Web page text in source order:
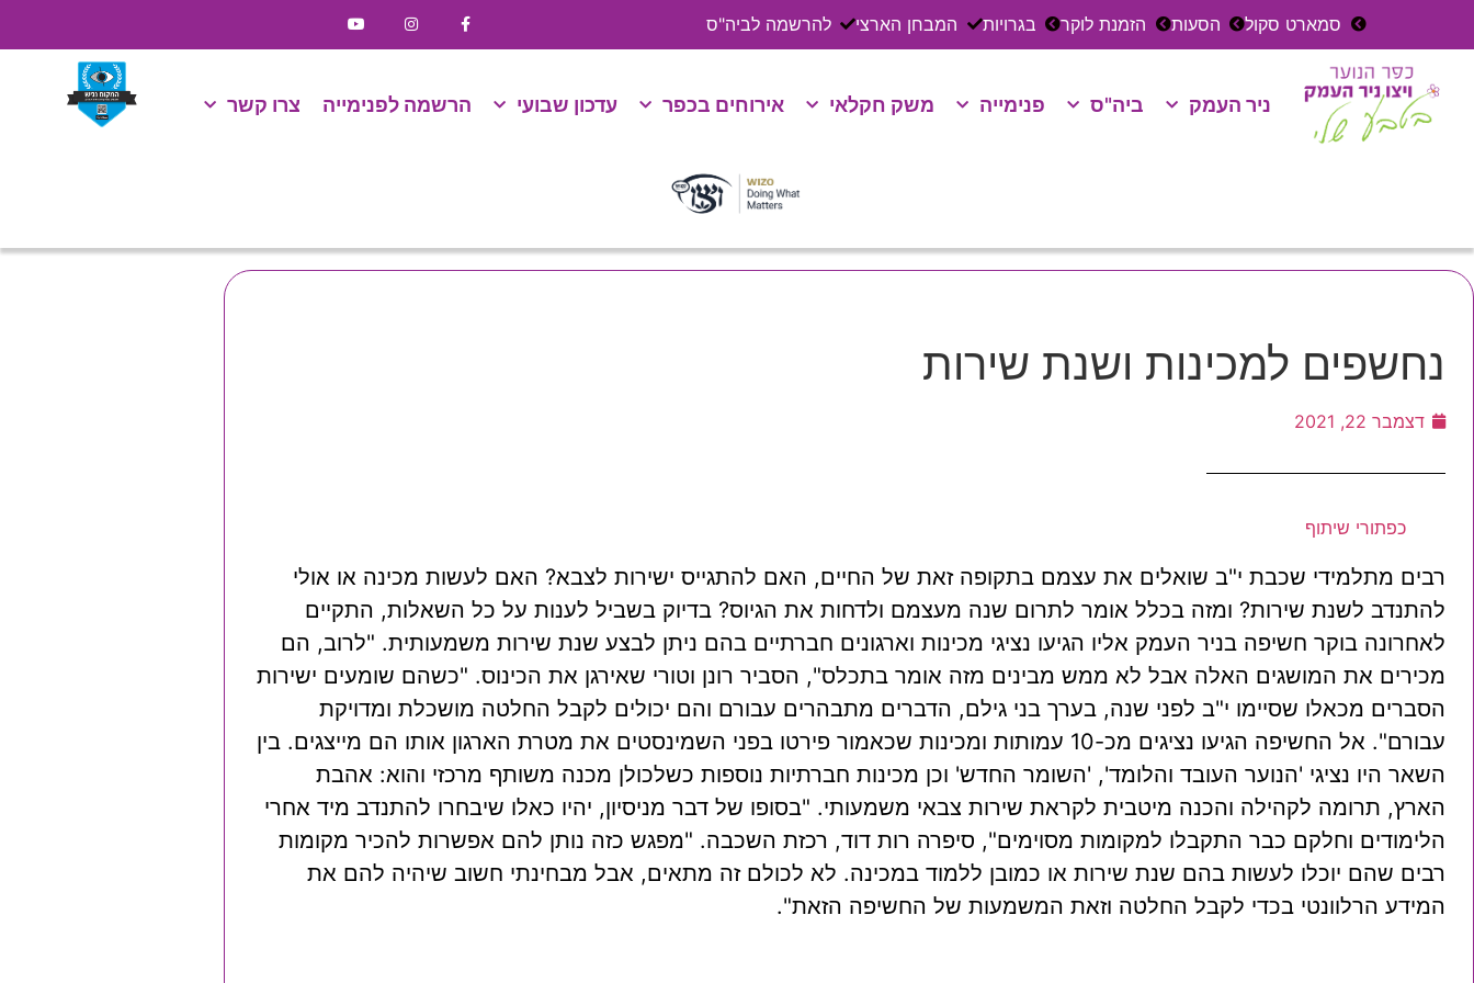
סמארט סקול הסעות הזמנת לוקר בגרויות המבחן הארצי להרשמה לביה"ס
ניר העמק ביה"ס פנימייה משק חקלאי אירוחים בכפר עדכון שבועי הרשמה לפנימייה צרו קשר
נחשפים למכינות ושנת שירות
דצמבר 22, 2021
כפתורי שיתוף
רבים מתלמידי שכבת י"ב שואלים את עצמם בתקופה זאת של החיים, האם להתגייס ישירות לצבא? האם לעשות מכינה או אולי
להתנדב לשנת שירות? ומזה בכלל אומר לתרום שנה מעצמם ולדחות את הגיוס? בדיוק בשביל לענות על כל השאלות, התקיים
לאחרונה בוקר חשיפה בניר העמק אליו הגיעו נציגי מכינות וארגונים חברתיים בהם ניתן לבצע שנת שירות משמעותית. "לרוב, הם
מכירים את המושגים האלה אבל לא ממש מבינים מזה אומר בתכלס", הסביר רונן וטורי שאירגן את הכינוס. "כשהם שומעים ישירות
הסברים מכאלו שסיימו י"ב לפני שנה, בערך בני גילם, הדברים מתבהרים עבורם והם יכולים לקבל החלטה מושכלת ומדויקת
עבורם". אל החשיפה הגיעו נציגים מכ-10 עמותות ומכינות שכאמור פירטו בפני השמינסטים את מטרת הארגון אותו הם מייצגים. בין
השאר היו נציגי 'הנוער העובד והלומד', 'השומר החדש' וכן מכינות חברתיות נוספות כשלכולן מכנה משותף מרכזי והוא: אהבת
הארץ, תרומה לקהילה והכנה מיטבית לקראת שירות צבאי משמעותי. "בסופו של דבר מניסיון, יהיו כאלו שיבחרו להתנדב מיד אחרי
הלימודים וחלקם כבר התקבלו למקומות מסוימים", סיפרה רות דוד, רכזת השכבה. "מפגש כזה נותן להם אפשרות להכיר מקומות
רבים שהם יוכלו לעשות בהם שנת שירות או כמובן ללמוד במכינה. לא לכולם זה מתאים, אבל מבחינתי חשוב שיהיה להם את
המידע הרלוונטי בכדי לקבל החלטה וזאת המשמעות של החשיפה הזאת".